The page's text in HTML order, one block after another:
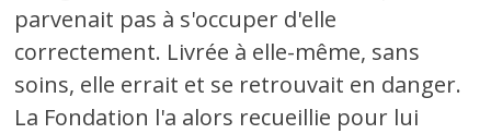
parvenait pas à s'occuper d'elle
correctement. Livrée à elle-même, sans
soins, elle errait et se retrouvait en danger.
La Fondation l'a alors recueillie pour lui